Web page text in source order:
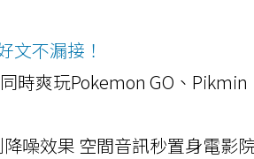
文不漏接！
時爽玩Pokemon GO、Pikmin
降噪效果 空間音訊秒置身電影